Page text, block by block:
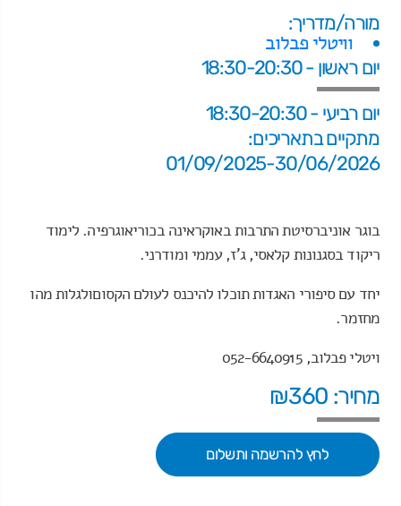
מורה/מדריך:
וויטלי פבלוב
יום ראשון - 18:30-20:30
יום רביעי - 18:30-20:30
מתקיים בתאריכים:
01/09/2025-30/06/2026
בוגר אוניברסיטת התרבות באוקראינה בכוריאוגרפיה. לימוד
ריקוד בסגנונות קלאסי, ג'ז, עממי ומודרני.
יחד עם סיפורי האגדות תוכלו להיכנס לעולם הקסוםולגלות מהו
מחזמר.
ויטלי פבלוב, 052-6640915
מחיר: ₪360
לחץ להרשמה ותשלום